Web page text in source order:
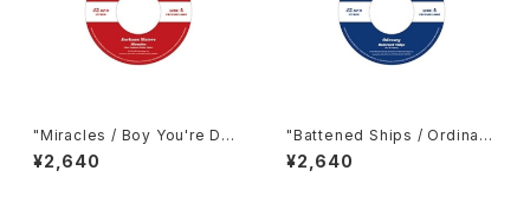
"Miracles / Boy You're Dyn
amite (Free Soul 7inch Col
lection)＜初回生産限定盤＞ J
¥2,640
"Battened Ships / Ordinary
Joe (Free Soul 7inch Colle
ction)＜初回生産限定盤＞ Od
¥2,640